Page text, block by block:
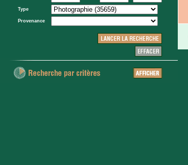
Type
Provenance